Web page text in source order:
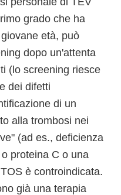
grado che ha
età, può
dopo un'attenta
(lo screening riesce
dei difetti
di un
alla trombosi nei
(ad es., deficienza
proteina C o una
è controindicata.
già una terapia